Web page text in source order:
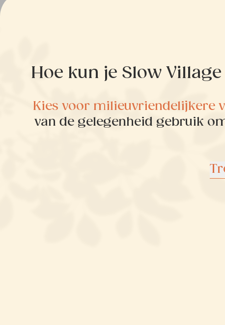
Hoe kun je Slow
Kies voor milieuvriendelijkere
van de gelegenheid gebruik